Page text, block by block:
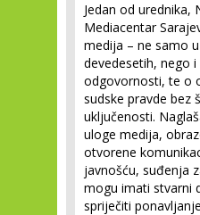
Jedan od urednika,
Mediacentar
medija – ne samo
devedesetih, nego
odgovornosti, te o
sudske pravde bez
uključenosti.
uloge medija,
otvorene
javnošću, suđenja
mogu imati stvarni
spriječiti